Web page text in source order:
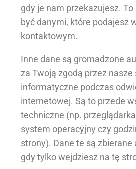
gdy je nam przekazujesz. To
być danymi, które podajesz
kontaktowym.
Inne dane są gromadzone
za Twoją zgodą przez nasze
informatyczne podczas
internetowej. Są to przede
techniczne (np.
system operacyjny czy
strony). Dane te są zbierane
gdy tylko wejdziesz na tę